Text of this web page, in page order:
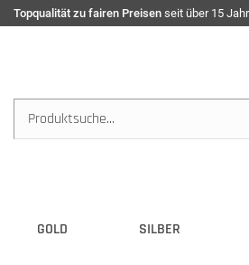
Topqualität zu fairen Preisen seit über 15
GOLD SILBER